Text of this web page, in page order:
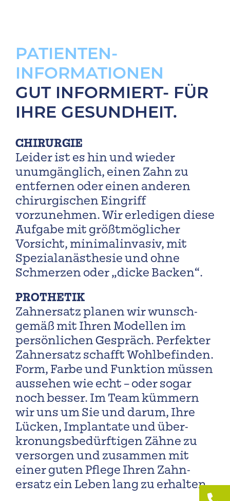
PATIENTEN­
INFORMATIONEN
GUT INFORMIERT- FÜR
IHRE GESUNDHEIT.
CHIRURGIE
Leider ist es hin und wieder
unumgänglich, einen Zahn zu
entfernen oder einen anderen
chirurgischen Eingriff
vorzunehmen. Wir erledigen diese
Aufgabe mit größt­möglicher
Vorsicht, minimal­invasiv, mit
Spezial­anästhesie und ohne
Schmerzen oder „dicke Backen“.
PROTHETIK
Zahnersatz planen wir wunsch­
gemäß mit Ihren Modellen im
persönlichen Gespräch. Perfekter
Zahn­ersatz schafft Wohl­befinden.
Form, Farbe und Funktion müssen
aussehen wie echt – oder sogar
noch besser. Im Team kümmern
wir uns um Sie und darum, Ihre
Lücken, Implantate und über­
kronungs­bedürftigen Zähne zu
ver­sorgen und zusammen mit
einer guten Pflege Ihren Zahn­
ersatz ein Leben lang zu erhalten.